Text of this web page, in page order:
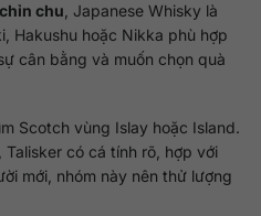
chu , Japanese Whisky là
Hakushu hoặc Nikka phù hợp
cân bằng và muốn chọn quà
Scotch vùng Islay hoặc Island.
có cá tính rõ, hợp với
mới, nhóm này nên thử lượng